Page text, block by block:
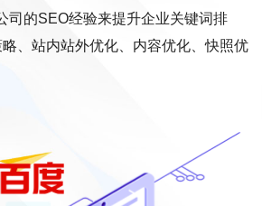
司的SEO经验来提升企业关键词排
、站内站外优化、内容优化、快照优